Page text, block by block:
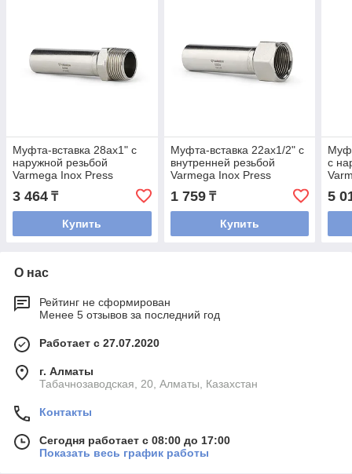
Муфта-вставка 28ax1" с
наружной резьбой
Varmega Inox Press
3 464 ₸
Купить
Муфта-вставка 22ax1/2" с
внутренней резьбой
Varmega Inox Press
1 759₸
Купить
с
5
О нас
Рейтинг не сформирован
Менее 5 отзывов за последний год
Работает с 27.07.2020
г. Алматы
Табачнозаводская, 20, Алматы, Казахстан
Контакты
Сегодня работает с 08:00 до 17:00
Показать весь график работы